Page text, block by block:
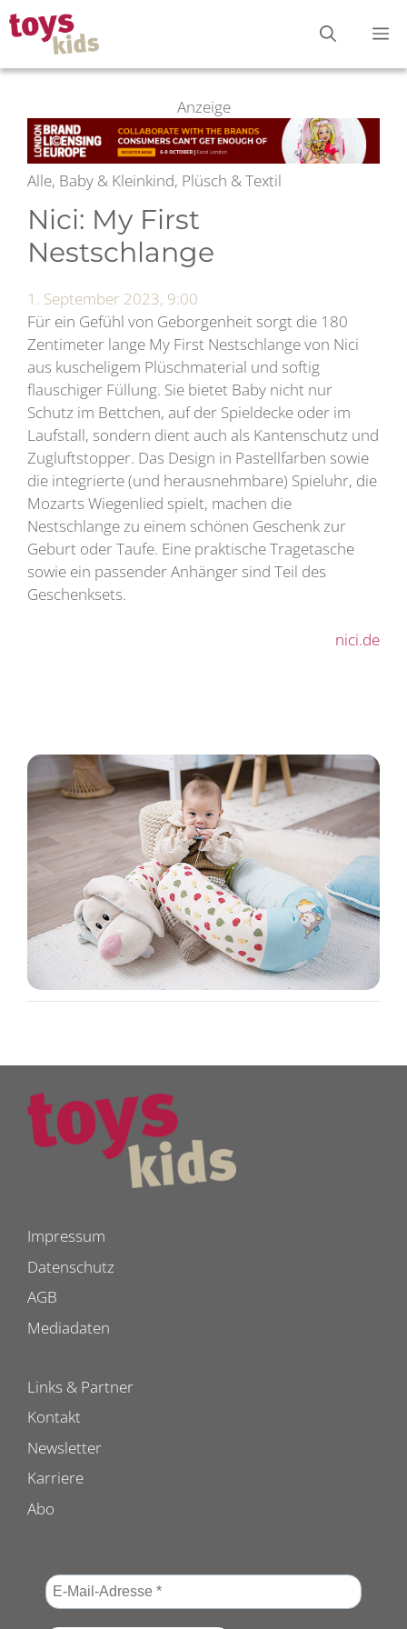
Zum
Inhalt
springen
Anzeige
Alle, Baby & Kleinkind, Plüsch & Textil
Nici: My First
Nestschlange
1. September 2023, 9:00
Für ein Gefühl von Geborgenheit sorgt die 180
Zentimeter lange My First Nestschlange von Nici
aus kuscheligem Plüschmaterial und softig
flauschiger Füllung. Sie bietet Baby nicht nur
Schutz im Bettchen, auf der Spieldecke oder im
Laufstall, sondern dient auch als Kantenschutz und
Zugluftstopper. Das Design in Pastellfarben sowie
die integrierte (und herausnehmbare) Spieluhr, die
Mozarts Wiegenlied spielt, machen die
Nestschlange zu einem schönen Geschenk zur
Geburt oder Taufe. Eine praktische Tragetasche
sowie ein passender Anhänger sind Teil des
Geschenksets.
nici.de
Impressum
Datenschutz
AGB
Mediadaten
Links & Partner
Kontakt
Newsletter
Karriere
Abo